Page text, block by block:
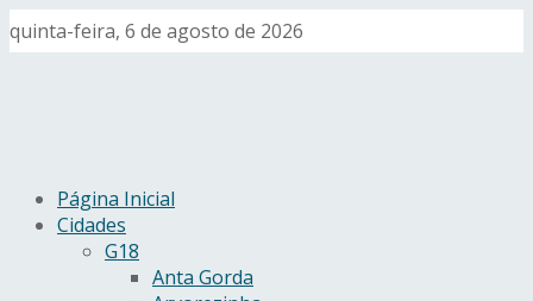
quinta-feira, 6 de agosto de 2026
Página Inicial
Cidades
G18
Anta Gorda